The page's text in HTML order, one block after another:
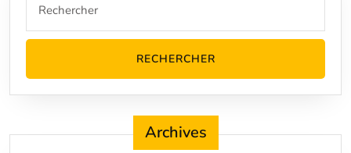
for:
Archives